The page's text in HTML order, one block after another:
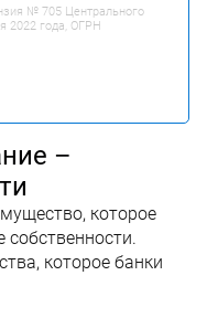
№ 705 Центрального
2022 года, ОГРН
–
которое
которое банки